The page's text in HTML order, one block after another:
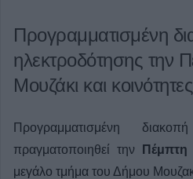
Προγραμματισμένη
ηλεκτροδότησης την
Μουζάκι και
Προγραμματισμένη
πραγματοποιηθεί την Πέμπτη
μεγάλο τμήμα του Δήμου